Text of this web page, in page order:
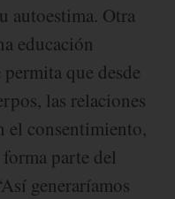
autoestima. Otra
educación
que desde
las relaciones
el consentimiento,
parte del
generaríamos